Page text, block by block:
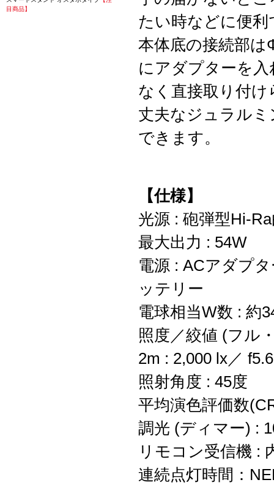
たい時などに便利
本体底の接続部
にアダプターを
なく直接取り付け
丈夫なジュラル
できます。
【仕様】
光源 : 砲弾型Hi-
最大出力 : 54W
電源 : ACアダプ
ッテリー
電球相当W数 : 約
照度／絞値 (フル
2m : 2,000 lx／
照射角度 : 45度
平均演色評価数
調光 (ディマー) :
リモコン受信機 :
連続点灯時間：
目商品】